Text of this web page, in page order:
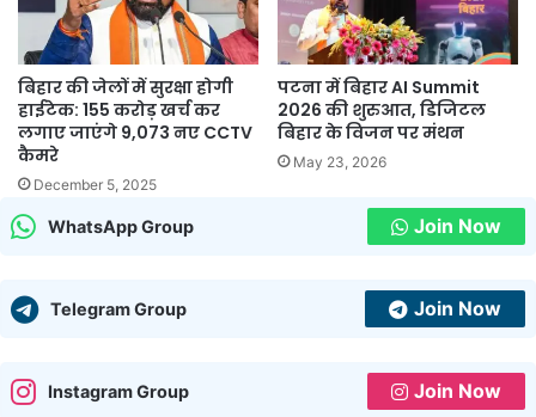
बिहार की जेलों में सुरक्षा होगी
हाईटेक: 155 करोड़ खर्च कर
लगाए जाएंगे 9,073 नए CCTV
कैमरे
December 5, 2025
पटना में बिहार AI Summit
2026 की शुरुआत, डिजिटल
बिहार के विजन पर मंथन
May 23, 2026
WhatsApp Group Join Now
Telegram Group Join Now
Instagram Group Join Now